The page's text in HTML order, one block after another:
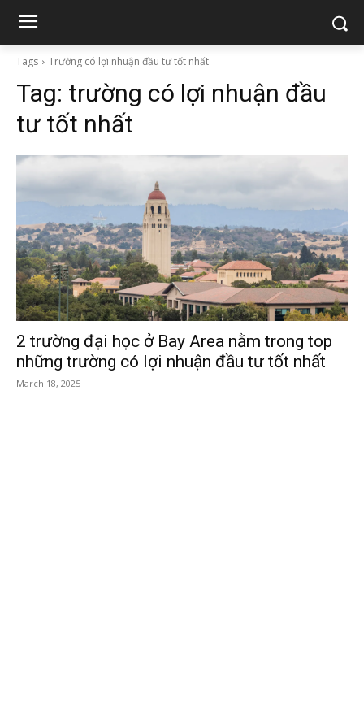
Tags Trường có lợi nhuận đầu tư tốt nhất
Tag: trường có lợi nhuận đầu
tư tốt nhất
2 trường đại học ở Bay Area nằm trong top
những trường có lợi nhuận đầu tư tốt nhất
March 18, 2025